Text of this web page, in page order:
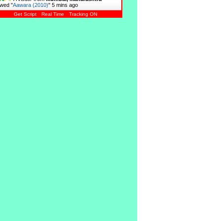
"Aawara (2010)" 5 mins ago
Get Script Real Time Tracking ON